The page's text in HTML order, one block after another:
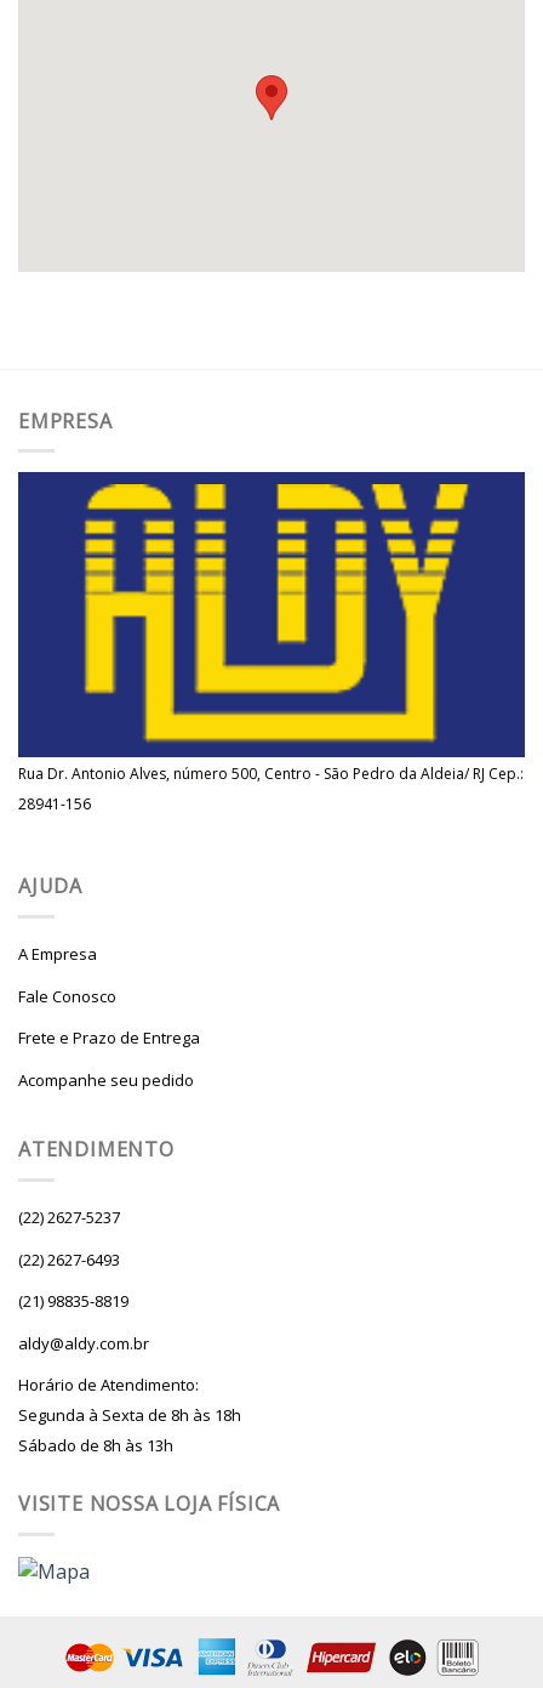
EMPRESA
Rua Dr. Antonio Alves, número 500, Centro - São Pedro da Aldeia/ RJ Cep.:
28941-156
AJUDA
A Empresa
Fale Conosco
Frete e Prazo de Entrega
Acompanhe seu pedido
ATENDIMENTO
(22) 2627-5237
(22) 2627-6493
(21) 98835-8819
aldy@aldy.com.br
Horário de Atendimento:
Segunda à Sexta de 8h às 18h
Sábado de 8h às 13h
VISITE NOSSA LOJA FÍSICA